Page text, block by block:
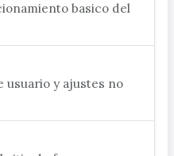
basico del
usuario y ajustes no